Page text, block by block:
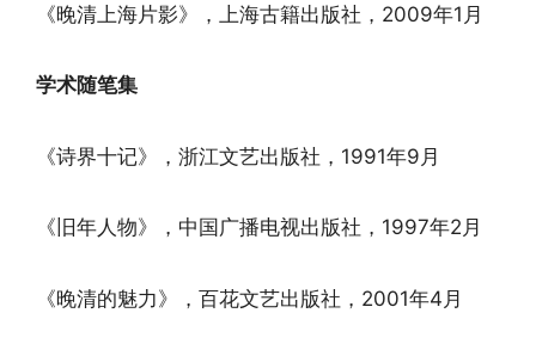
《晚清上海片影》，上海古籍出版社，2009年1月
学术随笔集
《诗界十记》，浙江文艺出版社，1991年9月
《旧年人物》，中国广播电视出版社，1997年2月
《晚清的魅力》，百花文艺出版社，2001年4月